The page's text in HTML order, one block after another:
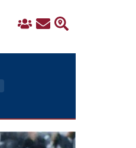
IngresoContacto
Buscar